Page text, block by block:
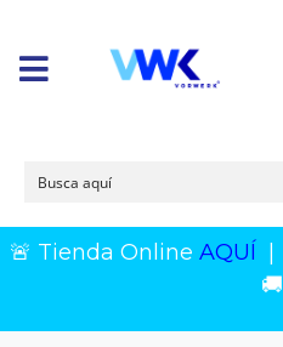
🚨 Tienda Online AQUÍ
🚚